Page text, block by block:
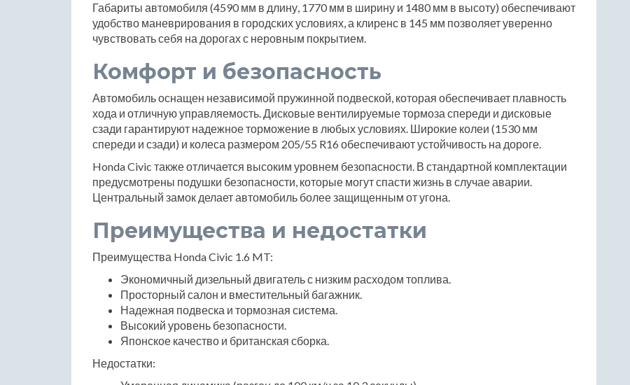
Габариты автомобиля (4590 мм в длину, 1770 мм в ширину и 1480 мм в высоту) обеспечивают
удобство маневрирования в городских условиях, а клиренс в 145 мм позволяет уверенно
чувствовать себя на дорогах с неровным покрытием.
Комфорт и безопасность
Автомобиль оснащен независимой пружинной подвеской, которая обеспечивает плавность
хода и отличную управляемость. Дисковые вентилируемые тормоза спереди и дисковые
сзади гарантируют надежное торможение в любых условиях. Широкие колеи (1530 мм
спереди и сзади) и колеса размером 205/55 R16 обеспечивают устойчивость на дороге.
Honda Civic также отличается высоким уровнем безопасности. В стандартной комплектации
предусмотрены подушки безопасности, которые могут спасти жизнь в случае аварии.
Центральный замок делает автомобиль более защищенным от угона.
Преимущества и недостатки
Преимущества Honda Civic 1.6 MT:
Экономичный дизельный двигатель с низким расходом топлива.
Просторный салон и вместительный багажник.
Надежная подвеска и тормозная система.
Высокий уровень безопасности.
Японское качество и британская сборка.
Недостатки: